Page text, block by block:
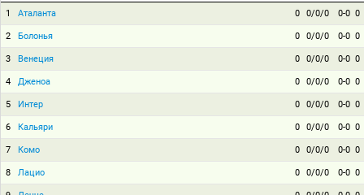
1 Аталанта 0 0/0/0 0-0 0
2 Болонья 0 0/0/0 0-0 0
3 Венеция 0 0/0/0 0-0 0
4 Дженоа 0 0/0/0 0-0 0
5 Интер 0 0/0/0 0-0 0
6 Кальяри 0 0/0/0 0-0 0
7 Комо 0 0/0/0 0-0 0
8 Лацио 0 0/0/0 0-0 0